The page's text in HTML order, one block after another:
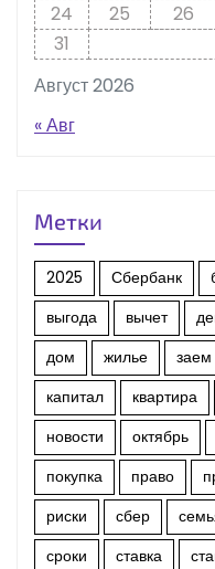
Август 2026
24
25 26
31
« Авг
Метки
2025 Сбербанк
выгода
вычет
дом
жилье заем
капитал
квартира
новости
октябрь
покупка
право
риски
сбер
сроки
ставка